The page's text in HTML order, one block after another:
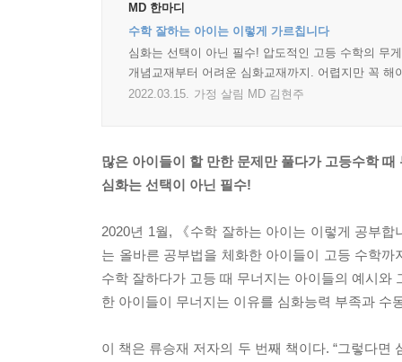
MD 한마디
수학 잘하는 아이는 이렇게 가르칩니다
심화는 선택이 아닌 필수! 압도적인 고등 수학의 무
개념교재부터 어려운 심화교재까지. 어렵지만 꼭
2022.03.15. 가정 살림 MD 김현주
많은 아이들이 할 만한 문제만 풀다가 고등수학 때
심화는 선택이 아닌 필수!
2020년 1월, 《수학 잘하는 아이는 이렇게 공부
는 올바른 공부법을 체화한 아이들이 고등 수학
수학 잘하다가 고등 때 무너지는 아이들의 예시와
한 아이들이 무너지는 이유를 심화능력 부족과 수
이 책은 류승재 저자의 두 번째 책이다. “그렇다면